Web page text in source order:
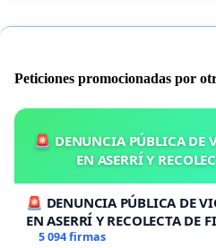
Peticiones promocionadas por
🚨 DENUNCIA PÚBLICA DE
EN ASERRÍ Y
🚨 DENUNCIA PÚBLICA DE
EN ASERRÍ Y RECOLECTA DE
5 094 firmas